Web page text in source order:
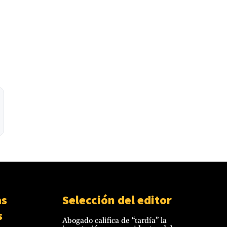
Selección del editor
Abogado califica de “tardía” la